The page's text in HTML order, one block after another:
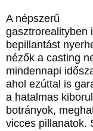
A népszerű
gasztrorealityben
bepillantást
nézők a casting
mindennapi
ahol ezúttal is
a hatalmas
botrányok,
vicces pillanatok.